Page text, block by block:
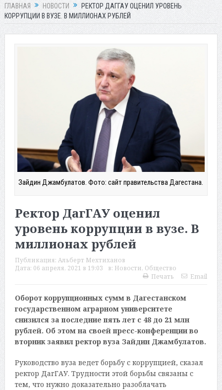
ГЛАВНАЯ НОВОСТИ
РЕКТОР ДАГГАУ ОЦЕНИЛ УРОВЕНЬ
КОРРУПЦИИ В ВУЗЕ. В МИЛЛИОНАХ РУБЛЕЙ
Зайдин Джамбулатов. Фото: сайт правительства Дагестана.
Ректор ДагГАУ оценил
уровень коррупции в вузе. В
миллионах рублей
Публикация: Альберт Мехтиханов
Дата: 06 апреля, 2021 в 19:03 в: Новости, Общество
Печать
Email
Оборот коррупционных сумм в Дагестанском
государственном аграрном университете
снизился за последние пять лет с 48 до 21 млн
рублей. Об этом на своей пресс-конференции во
вторник заявил ректор вуза Зайдин Джамбулатов.
Руководство вуза ведет борьбу с коррупцией, сказал
ректор ДагГАУ. Трудности этой борьбы связаны с
тем, что нужно доказательно разоблачать